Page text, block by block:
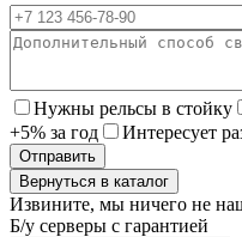
Нужны рельсы в стойку
+5% за год
Интересует
Вернуться в каталог
Извините, мы ничего не
Б/у серверы с гарантией